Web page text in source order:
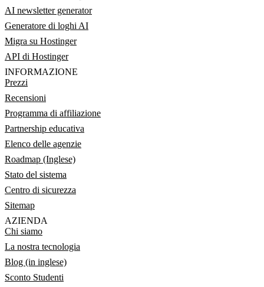
AI newsletter generator
Generatore di loghi AI
Migra su Hostinger
API di Hostinger
INFORMAZIONE
Prezzi
Recensioni
Programma di affiliazione
Partnership educativa
Elenco delle agenzie
Roadmap (Inglese)
Stato del sistema
Centro di sicurezza
Sitemap
AZIENDA
Chi siamo
La nostra tecnologia
Blog (in inglese)
Sconto Studenti